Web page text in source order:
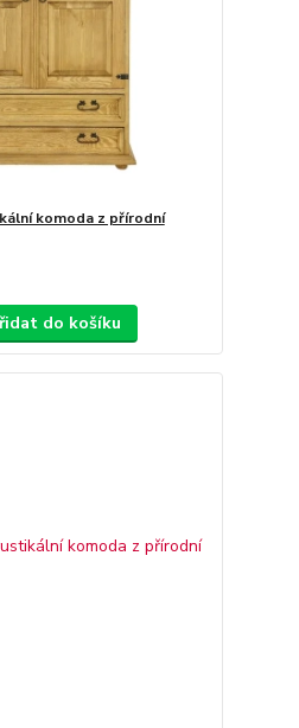
komoda z přírodní
do košíku